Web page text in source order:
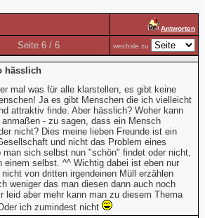
Antworten
Seite 6 / 6 wechsle zu
hässlich
mal was für alle klarstellen, es gibt keine
Ja es gibt Menschen die ich vielleicht
attraktiv finde. Aber hässlich? Woher kann
- zu sagen, dass ein Mensch
nicht? Dies meine lieben Freunde ist ein
und nicht das Problem eines
man sich selbst nun "schön" findet oder nicht,
einem selbst. ^^ Wichtig dabei ist eben nur
von dritten irgendeinen Müll erzählen
weniger das man diesen dann auch noch
leid aber mehr kann man zu diesem Thema
ich zumindest nicht